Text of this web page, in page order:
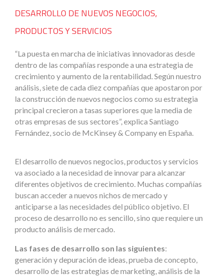
DESARROLLO DE NUEVOS NEGOCIOS,
PRODUCTOS Y SERVICIOS
“La puesta en marcha de iniciativas innovadoras desde
dentro de las compañías responde a una estrategia de
crecimiento y aumento de la rentabilidad. Según nuestro
análisis, siete de cada diez compañías que apostaron por
la construcción de nuevos negocios como su estrategia
principal crecieron a tasas superiores que la media de
otras empresas de sus sectores”, explica Santiago
Fernández, socio de McKinsey & Company en España.
El desarrollo de nuevos negocios, productos y servicios
va asociado a la necesidad de innovar para alcanzar
diferentes objetivos de crecimiento. Muchas compañías
buscan acceder a nuevos nichos de mercado y
anticiparse a las necesidades del público objetivo. El
proceso de desarrollo no es sencillo, sino que requiere un
producto análisis de mercado.
Las fases de desarrollo son las siguientes:
generación y depuración de ideas, prueba de concepto,
desarrollo de las estrategias de marketing, análisis de la